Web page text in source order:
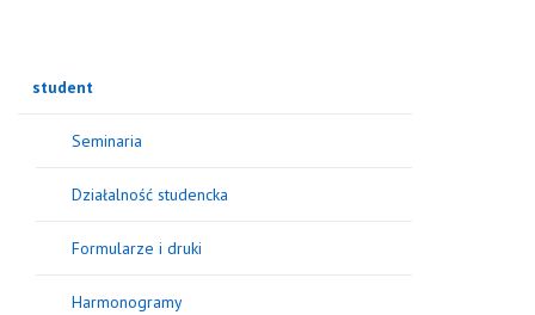
student
Seminaria
Działalność studencka
Formularze i druki
Harmonogramy